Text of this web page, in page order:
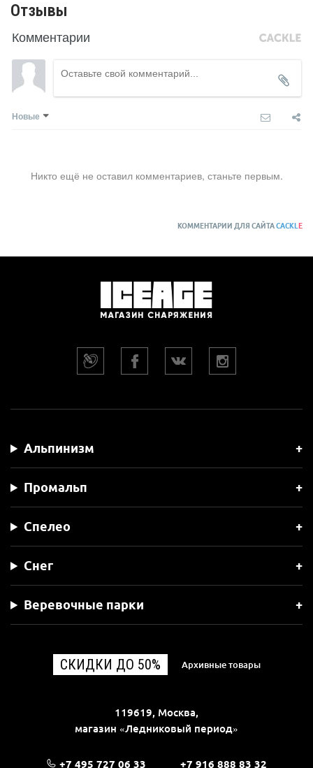
Отзывы
Комментарии
Новые
Никто ещё не оставил комментариев, станьте первым.
КОММЕНТАРИИ ДЛЯ САЙТАCACKLE
Альпинизм
Промальп
Спелео
Снег
Веревочные парки
СКИДКИ ДО 50% Архивные товары
119619, Москва,
магазин «Ледниковый период»
+7 495 727 06 33 +7 916 888 83 32